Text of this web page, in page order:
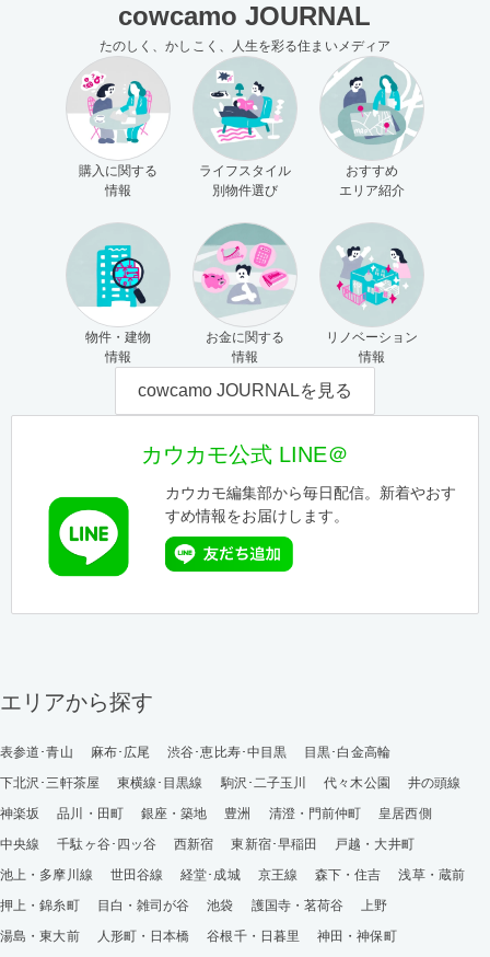
cowcamo JOURNAL
たのしく、かしこく、人生を彩る住まいメディア
購入に関する
情報
ライフスタイル
別物件選び
おすすめ
エリア紹介
物件・建物
情報
お金に関する
情報
リノベーション
情報
cowcamo JOURNALを見る
カウカモ公式 LINE＠
カウカモ編集部から毎日配信。新着やおす
すめ情報をお届けします。
エリアから探す
表参道･青山 麻布･広尾 渋谷･恵比寿･中目黒
目黒･白金高輪
下北沢･三軒茶屋
東横線･目黒線 駒沢･二子玉川 代々木公園
井の頭線
神楽坂
品川・田町 銀座・築地 豊洲 清澄・門前仲町
皇居西側
中央線
千駄ヶ谷･四ッ谷 西新宿 東新宿･早稲田
戸越・大井町
池上・多摩川線
世田谷線 経堂･成城 京王線 森下・住吉
浅草・蔵前
押上・錦糸町
目白・雑司が谷 池袋 護国寺・茗荷谷
上野
湯島・東大前
人形町・日本橋 谷根千・日暮里
神田・神保町